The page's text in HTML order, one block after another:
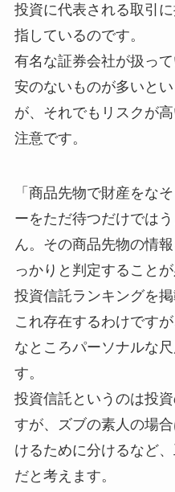
投資に代表される取引
指しているのです。
有名な証券会社が扱っ
安のないものが多いと
が、それでもリスクが
注意です。
「商品先物で財産をな
ーをただ待つだけでは
ん。その商品先物の情
っかりと判定すること
投資信託ランキングを
これ存在するわけです
なところパーソナルな
す。
投資信託というのは投
すが、ズブの素人の場
けるために分けるなど
だと考えます。